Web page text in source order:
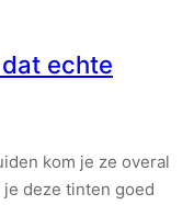
echte
kom je ze overal
deze tinten goed